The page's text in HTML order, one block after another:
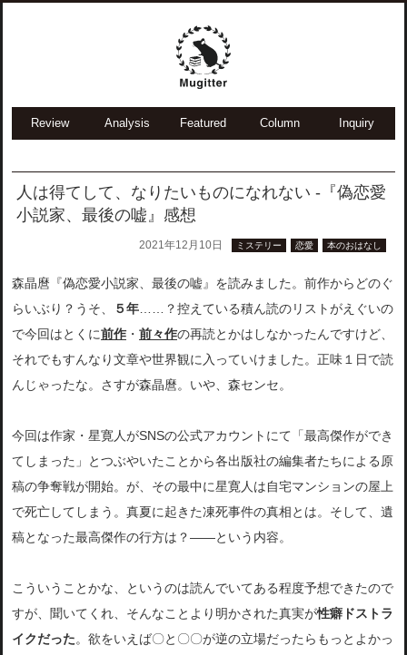
Review Analysis Featured Column Inquiry
人は得てして、なりたいものになれない -『偽恋愛
小説家、最後の嘘』感想
2021年12月10日 ミステリー 恋愛 本のおはなし
森晶麿『偽恋愛小説家、最後の嘘』を読みました。前作からどのぐ
らいぶり？うそ、
５年 ……？控えている積ん読のリストがえぐいの
で今回はとくに前作 ・ 前々作の再読とかはしなかったんですけど、
それでもすんなり文章や世界観に入っていけました。正味１日で読
んじゃったな。さすが森晶麿。いや、森センセ。
今回は作家・星寛人がSNSの公式アカウントにて「最高傑作ができ
てしまった」とつぶやいたことから各出版社の編集者たちによる原
稿の争奪戦が開始。が、その最中に星寛人は自宅マンションの屋上
で死亡してしまう。真夏に起きた凍死事件の真相とは。そして、遺
稿となった最高傑作の行方は？――という内容。
こういうことかな、というのは読んでいてある程度予想できたので
すが、聞いてくれ、そんなことより明かされた真実が性癖ドストラ
イクだった。欲をいえば〇と〇〇が逆の立場だったらもっとよかっ